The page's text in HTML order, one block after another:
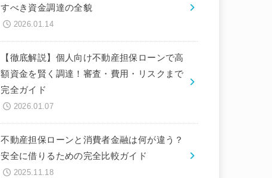
すべき資金調達の全貌
2026.01.14
【徹底解説】個人向け不動産担保ローンで高
額資金を賢く調達！審査・費用・リスクまで
完全ガイド
2026.01.07
不動産担保ローンと消費者金融は何が違う？
安全に借りるための完全比較ガイド
2025.11.18